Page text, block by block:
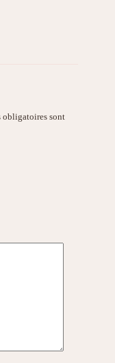
obligatoires sont